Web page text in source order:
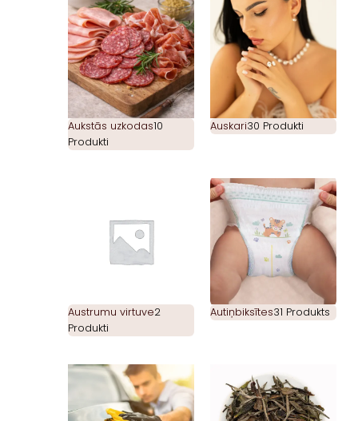
Aukstās uzkodas10
Produkti
Auskari30 Produkti
Austrumu virtuve2
Produkti
Autiņbiksītes31 Produkts